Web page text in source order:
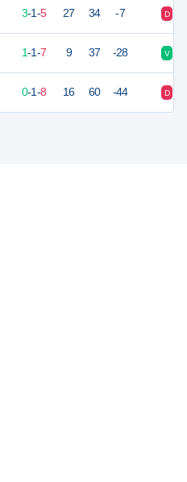
3-1-5 27 34 -7 D
1-1-7 9 37 -28 V
0-1-8 16 60 -44 D